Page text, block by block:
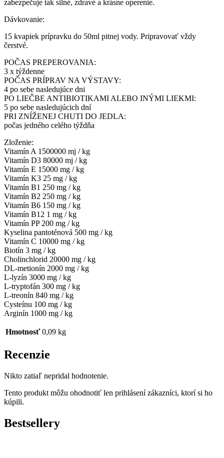
zabezpečuje tak silné, zdravé a krásne operenie.
Dávkovanie:
15 kvapiek prípravku do 50ml pitnej vody. Pripravovať vždy
čerstvé.
POČAS PREPEROVANIA:
3 x týždenne
POČAS PRÍPRAV NA VÝSTAVY:
4 po sebe nasledujúce dni
PO LIEČBE ANTIBIOTIKAMI ALEBO INÝMI LIEKMI:
5 po sebe nasledujúcich dní
PRI ZNÍŽENEJ CHUTI DO JEDLA:
počas jedného celého týždňa
Zloženie:
Vitamín A 1500000 mj / kg
Vitamín D3 80000 mj / kg
Vitamín E 15000 mg / kg
Vitamín K3 25 mg / kg
Vitamín B1 250 mg / kg
Vitamín B2 250 mg / kg
Vitamín B6 150 mg / kg
Vitamín B12 1 mg / kg
Vitamín PP 200 mg / kg
Kyselina pantoténová 500 mg / kg
Vitamín C 10000 mg / kg
Biotín 3 mg / kg
Cholinchlorid 20000 mg / kg
DL-metionín 2000 mg / kg
L-lyzín 3000 mg / kg
L-tryptofán 300 mg / kg
L-treonín 840 mg / kg
Cysteínu 100 mg / kg
Arginín 1000 mg / kg
Hmotnosť 0,09 kg
Recenzie
Nikto zatiaľ nepridal hodnotenie.
Tento produkt môžu ohodnotiť len prihlásení zákazníci, ktorí si ho
kúpili.
Bestsellery